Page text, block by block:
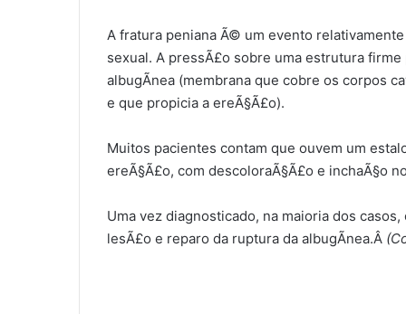
A fratura peniana Ã© um evento
sexual. A pressÃ£o sobre uma estrutura
albugÃ­nea (membrana que cobre os corpos
e que propicia a ereÃ§Ã£o).
Muitos pacientes contam que ouvem um
ereÃ§Ã£o, com descoloraÃ§Ã£o e inchaÃ§o
Uma vez diagnosticado, na maioria dos
lesÃ£o e reparo da ruptura da albugÃ­nea.Â